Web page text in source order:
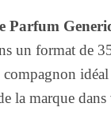
Parfum
un format de
la marque